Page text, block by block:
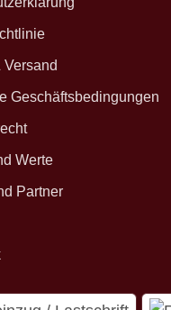
Geschäftsbedingungen
Werte
Partner